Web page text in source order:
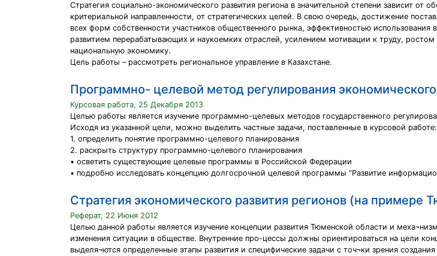
Стратегия социально-экономического развития региона в значительной степени зависит от
критериальной направленности, от стратегических целей. В свою очередь, достижение
всех форм собственности участников общественного рынка, эффективностью
развитием перерабатывающих и наукоемких отраслей, усилением мотивации к труду,
национальную экономику.
Цель работы – рассмотреть региональное управление в Казахстане.
Программно- целевой метод регулирования экономического
Курсовая работа, 25 Декабря 2013
Целью работы является изучение программно-целевых методов государственного
Исходя из указанной цели, можно выделить частные задачи, поставленные в курсовой работе:
1. определить понятие программно-целевого планирования
2. раскрыть структуру программно-целевого планирования
• осветить существующие целевые программы в Российской Федерации
• подробно исследовать концепцию долгосрочной целевой программы “Развитие
Стратегия экономического развития регионов (на примере
Реферат, 22 Июня 2012
Целью данной работы является изучение концепции развития Тюменской области и
изменения ситуации в обществе. Внутренние про-цессы должны ориентироваться на цели
выделя¬ются определенные этапы развития и специфические задачи с точ¬ки зрения